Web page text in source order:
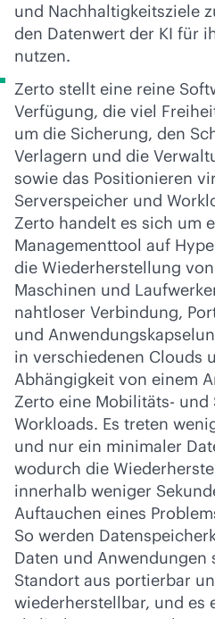
und Nachhaltigkeitsziele
den Datenwert der KI für
nutzen.
Zerto stellt eine reine
Verfügung, die viel
um die Sicherung, den
Verlagern und die
sowie das Positionieren
Serverspeicher und
Zerto handelt es sich um
Managementtool auf
die Wiederherstellung
Maschinen und
nahtloser Verbindung,
und
in verschiedenen Clouds
Abhängigkeit von einem
Zerto eine Mobilitäts-
Workloads. Es treten
und nur ein minimaler
wodurch die
innerhalb weniger
Auftauchen eines
So werden
Daten und Anwendungen
Standort aus portierbar
wiederherstellbar, und es